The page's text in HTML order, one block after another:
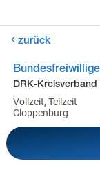
zurück
DRK-
Vollzeit, Teilzeit
Cloppenburg